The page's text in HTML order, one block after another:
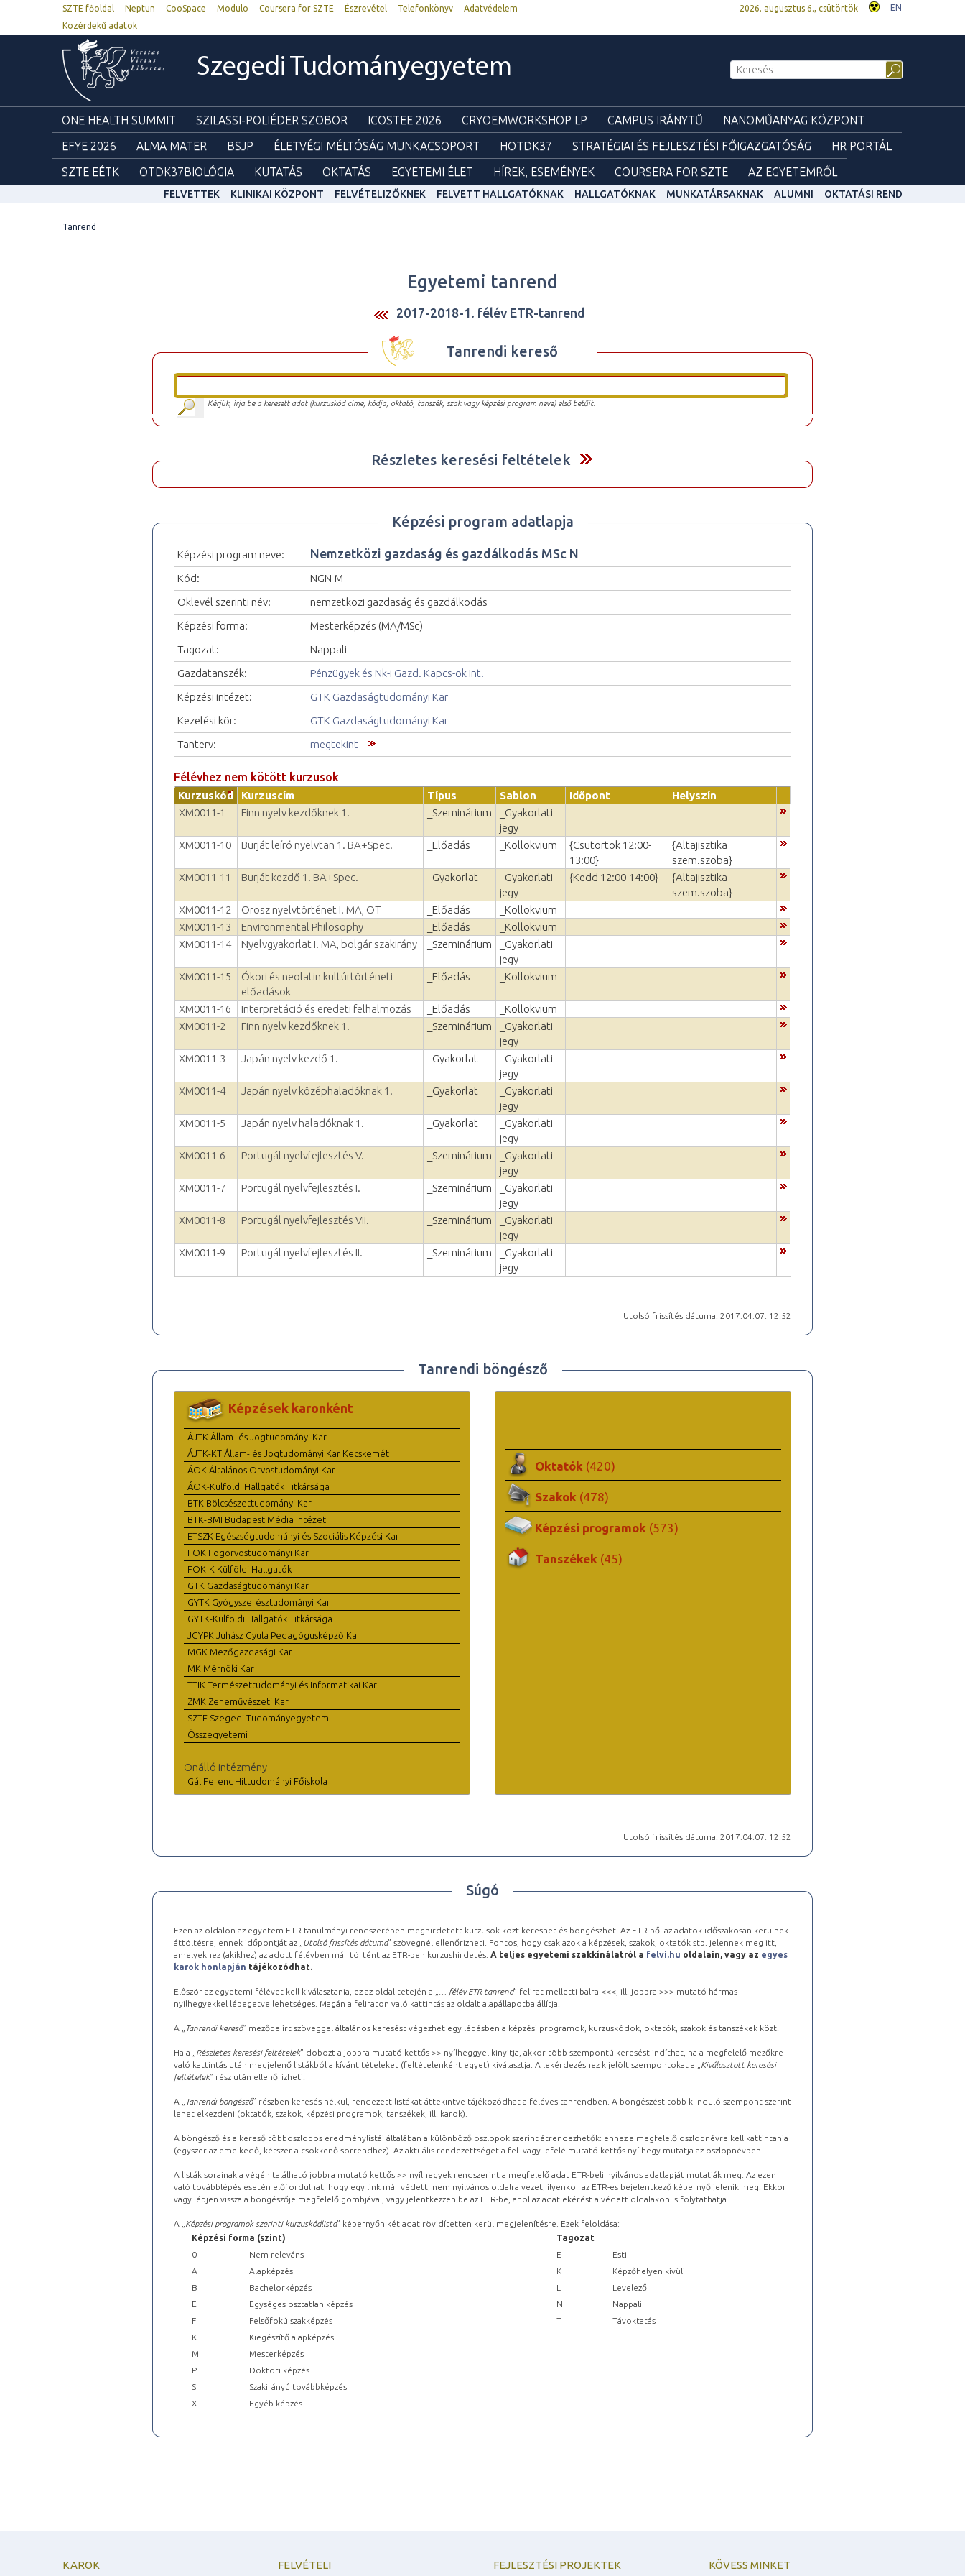
SZTE főoldal Neptun CooSpace Modulo Coursera for SZTE Észrevétel Telefonkönyv
Adatvédelem
Közérdekű adatok
2026. augusztus 6., csütörtök EN
Szegedi Tudományegyetem
ONE HEALTH SUMMIT SZILASSI-POLIÉDER SZOBOR ICOSTEE 2026 CRYOEMWORKSHOP LP CAMPUS IRÁNYTŰ
NANOMŰANYAG KÖZPONT
EFYE 2026
ALMA MATER BSJP ÉLETVÉGI MÉLTÓSÁG MUNKACSOPORT HOTDK37 STRATÉGIAI ÉS FEJLESZTÉSI FŐIGAZGATÓSÁG
HR PORTÁL
SZTE EÉTK
OTDK37BIOLÓGIA KUTATÁS OKTATÁS EGYETEMI ÉLET HÍREK, ESEMÉNYEK COURSERA FOR SZTE AZ EGYETEMRŐL
FELVETTEK KLINIKAI KÖZPONT FELVÉTELIZŐKNEK FELVETT HALLGATÓKNAK HALLGATÓKNAK MUNKATÁRSAKNAK ALUMNI OKTATÁSI REND
Tanrend
Egyetemi tanrend
2017-2018-1. félév ETR-tanrend
Tanrendi kereső
Kérjük, írja be a keresett adat (kurzuskód címe, kódja, oktató, tanszék, szak vagy képzési program neve) első betűit.
Részletes keresési feltételek
Képzési program adatlapja
Képzési program neve: Nemzetközi gazdaság és gazdálkodás MSc N
Kód:
NGN-M
Oklevél szerinti név:
nemzetközi gazdaság és gazdálkodás
Képzési forma:
Mesterképzés (MA/MSc)
Tagozat:
Nappali
Gazdatanszék:
Pénzügyek és Nk-i Gazd. Kapcs-ok Int.
Képzési intézet:
GTK Gazdaságtudományi Kar
Kezelési kör:
GTK Gazdaságtudományi Kar
Tanterv:
megtekint
Félévhez nem kötött kurzusok
Kurzuskód Kurzuscím Típus Sablon Időpont
Helyszín
XM0011-1
Finn nyelv kezdőknek 1. _Szeminárium
_Gyakorlati
jegy
XM0011-10
Burját leíró nyelvtan 1. BA+Spec. _Előadás _Kollokvium
{Csütörtök 12:00-
13:00}
{Altajisztika
szem.szoba}
XM0011-11
Burját kezdő 1. BA+Spec. _Gyakorlat
_Gyakorlati
jegy
{Kedd 12:00-14:00}
{Altajisztika
szem.szoba}
XM0011-12
Orosz nyelvtörténet I. MA, OT _Előadás
_Kollokvium
XM0011-13
Environmental Philosophy _Előadás
_Kollokvium
XM0011-14
Nyelvgyakorlat I. MA, bolgár szakirány _Szeminárium
_Gyakorlati
jegy
XM0011-15
Ókori és neolatin kultúrtörténeti
előadások
_Előadás _Kollokvium
XM0011-16 Interpretáció és eredeti felhalmozás _Előadás
_Kollokvium
XM0011-2
Finn nyelv kezdőknek 1. _Szeminárium
_Gyakorlati
jegy
XM0011-3
Japán nyelv kezdő 1. _Gyakorlat
_Gyakorlati
jegy
XM0011-4
Japán nyelv középhaladóknak 1. _Gyakorlat
_Gyakorlati
jegy
XM0011-5
Japán nyelv haladóknak 1. _Gyakorlat
_Gyakorlati
jegy
XM0011-6
Portugál nyelvfejlesztés V. _Szeminárium
_Gyakorlati
jegy
XM0011-7
Portugál nyelvfejlesztés I. _Szeminárium
_Gyakorlati
jegy
XM0011-8
Portugál nyelvfejlesztés VII. _Szeminárium
_Gyakorlati
jegy
XM0011-9
Portugál nyelvfejlesztés II. _Szeminárium
_Gyakorlati
jegy
Utolsó frissítés dátuma: 2017.04.07. 12:52
Tanrendi böngésző
Képzések karonként
ÁJTK Állam- és Jogtudományi Kar
ÁJTK-KT Állam- és Jogtudományi Kar Kecskemét
ÁOK Általános Orvostudományi Kar
ÁOK-Külföldi Hallgatók Titkársága
BTK Bölcsészettudományi Kar
BTK-BMI Budapest Média Intézet
ETSZK Egészségtudományi és Szociális Képzési Kar
FOK Fogorvostudományi Kar
FOK-K Külföldi Hallgatók
GTK Gazdaságtudományi Kar
GYTK Gyógyszerésztudományi Kar
GYTK-Külföldi Hallgatók Titkársága
JGYPK Juhász Gyula Pedagógusképző Kar
MGK Mezőgazdasági Kar
MK Mérnöki Kar
TTIK Természettudományi és Informatikai Kar
ZMK Zeneművészeti Kar
SZTE Szegedi Tudományegyetem
Összegyetemi
Önálló intézmény
Gál Ferenc Hittudományi Főiskola
Oktatók (420)
Szakok (478)
Képzési programok (573)
Tanszékek (45)
Utolsó frissítés dátuma: 2017.04.07. 12:52
Súgó
Ezen az oldalon az egyetem ETR tanulmányi rendszerében meghirdetett kurzusok közt kereshet és böngészhet. Az ETR-ből az adatok időszakosan kerülnek
áttöltésre, ennek időpontját az „ Utolsó frissítés dátuma” szövegnél ellenőrizheti. Fontos, hogy csak azok a képzések, szakok, oktatók stb. jelennek meg itt,
amelyekhez (akikhez) az adott félévben már történt az ETR-ben kurzushirdetés. A teljes egyetemi szakkínálatról a felvi.hu oldalain, vagy az egyes
karok honlapján tájékozódhat.
Először az egyetemi félévet kell kiválasztania, ez az oldal tetején a „ … félév ETR-tanrend” felirat melletti balra <<<, ill. jobbra >>> mutató hármas
nyílhegyekkel lépegetve lehetséges. Magán a feliraton való kattintás az oldalt alapállapotba állítja.
A „ Tanrendi kereső” mezőbe írt szöveggel általános keresést végezhet egy lépésben a képzési programok, kurzuskódok, oktatók, szakok és tanszékek közt.
Ha a „ Részletes keresési feltételek” dobozt a jobbra mutató kettős >> nyílheggyel kinyitja, akkor több szempontú keresést indíthat, ha a megfelelő mezőkre
való kattintás után megjelenő listákból a kívánt tételeket (feltételenként egyet) kiválasztja. A lekérdezéshez kijelölt szempontokat a „ Kiválasztott keresési
feltételek” rész után ellenőrizheti.
A „ Tanrendi böngésző” részben keresés nélkül, rendezett listákat áttekintve tájékozódhat a féléves tanrendben. A böngészést több kiinduló szempont szerint
lehet elkezdeni (oktatók, szakok, képzési programok, tanszékek, ill. karok).
A böngésző és a kereső többoszlopos eredménylistái általában a különböző oszlopok szerint átrendezhetők: ehhez a megfelelő oszlopnévre kell kattintania
(egyszer az emelkedő, kétszer a csökkenő sorrendhez). Az aktuális rendezettséget a fel- vagy lefelé mutató kettős nyílhegy mutatja az oszlopnévben.
A listák sorainak a végén található jobbra mutató kettős >> nyílhegyek rendszerint a megfelelő adat ETR-beli nyilvános adatlapját mutatják meg. Az ezen
való továbblépés esetén előfordulhat, hogy egy link már védett, nem nyilvános oldalra vezet, ilyenkor az ETR-es bejelentkező képernyő jelenik meg. Ekkor
vagy lépjen vissza a böngészője megfelelő gombjával, vagy jelentkezzen be az ETR-be, ahol az adatlekérést a védett oldalakon is folytathatja.
A „ Képzési programok szerinti kurzuskódlista” képernyőn két adat rövidítetten kerül megjelenítésre. Ezek feloldása:
Képzési forma (szint)
Tagozat
0
Nem releváns E
Esti
A
Alapképzés K
Képzőhelyen kívüli
B
Bachelorképzés L
Levelező
E
Egységes osztatlan képzés N
Nappali
F
Felsőfokú szakképzés T
Távoktatás
K
Kiegészítő alapképzés
M
Mesterképzés
P
Doktori képzés
S
Szakirányú továbbképzés
X
Egyéb képzés
KAROK FELVÉTELI FEJLESZTÉSI PROJEKTEK KÖVESS MINKET